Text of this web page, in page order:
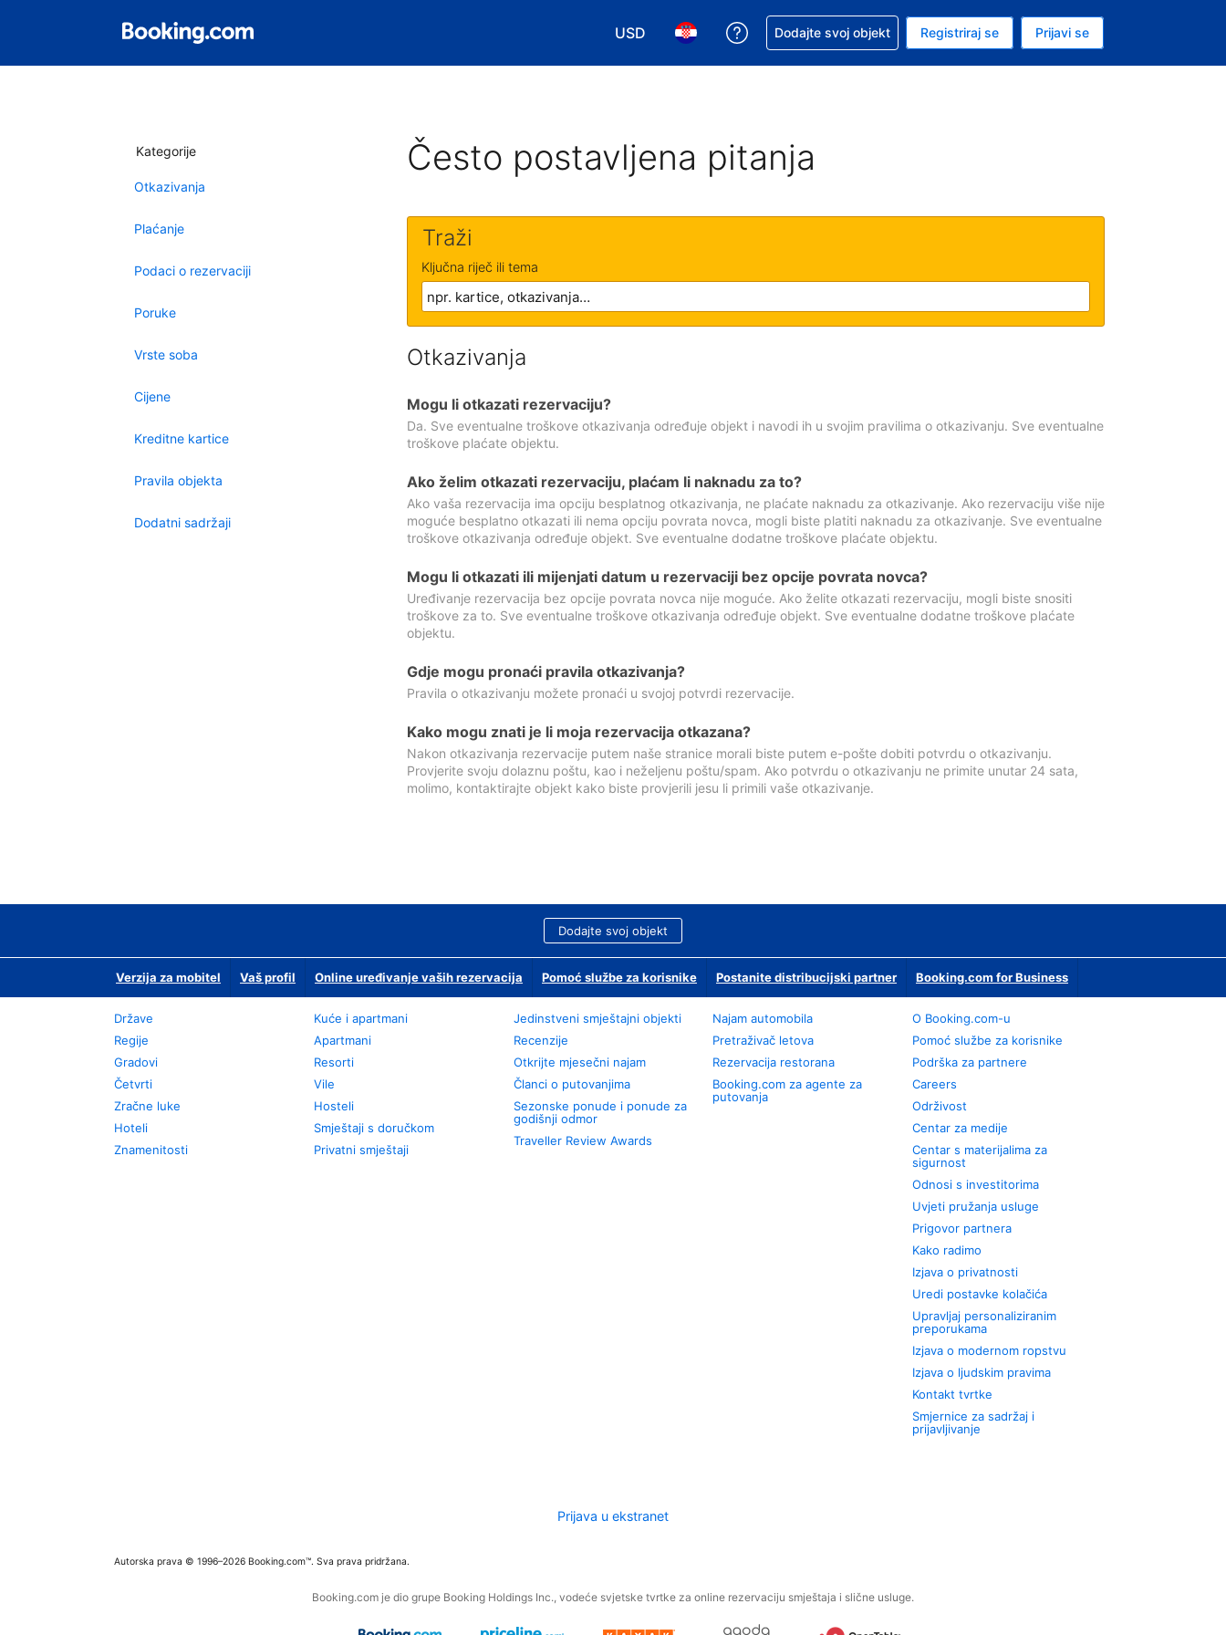
USD
Odaberite valutu. Vaša je trenutačna valuta Američki dolar
Odaberite svoj jezik. Vaš je trenutačni jezik Hrvatskom
Zatražite pomoć sa svojom rezervacijom
Dodajte svoj objekt Registriraj se Prijavi se
Kategorije
Otkazivanja
Plaćanje
Podaci o rezervaciji
Poruke
Vrste soba
Cijene
Kreditne kartice
Pravila objekta
Dodatni sadržaji
Često postavljena pitanja
Traži
Ključna riječ ili tema
Otkazivanja
Mogu li otkazati rezervaciju?
Da. Sve eventualne troškove otkazivanja određuje objekt i navodi ih u svojim pravilima o otkazivanju. Sve eventualne
troškove plaćate objektu.
Ako želim otkazati rezervaciju, plaćam li naknadu za to?
Ako vaša rezervacija ima opciju besplatnog otkazivanja, ne plaćate naknadu za otkazivanje. Ako rezervaciju više nije
moguće besplatno otkazati ili nema opciju povrata novca, mogli biste platiti naknadu za otkazivanje. Sve eventualne
troškove otkazivanja određuje objekt. Sve eventualne dodatne troškove plaćate objektu.
Mogu li otkazati ili mijenjati datum u rezervaciji bez opcije povrata novca?
Uređivanje rezervacija bez opcije povrata novca nije moguće. Ako želite otkazati rezervaciju, mogli biste snositi
troškove za to. Sve eventualne troškove otkazivanja određuje objekt. Sve eventualne dodatne troškove plaćate
objektu.
Gdje mogu pronaći pravila otkazivanja?
Pravila o otkazivanju možete pronaći u svojoj potvrdi rezervacije.
Kako mogu znati je li moja rezervacija otkazana?
Nakon otkazivanja rezervacije putem naše stranice morali biste putem e-pošte dobiti potvrdu o otkazivanju.
Provjerite svoju dolaznu poštu, kao i neželjenu poštu/spam. Ako potvrdu o otkazivanju ne primite unutar 24 sata,
molimo, kontaktirajte objekt kako biste provjerili jesu li primili vaše otkazivanje.
Dodajte svoj objekt
Verzija za mobitel Vaš profil Online uređivanje vaših rezervacija Pomoć službe za korisnike Postanite distribucijski partner Booking.com for Business
Države
Regije
Gradovi
Četvrti
Zračne luke
Hoteli
Znamenitosti
Kuće i apartmani
Apartmani
Resorti
Vile
Hosteli
Smještaji s doručkom
Privatni smještaji
Jedinstveni smještajni objekti
Recenzije
Otkrijte mjesečni najam
Članci o putovanjima
Sezonske ponude i ponude za
godišnji odmor
Traveller Review Awards
Najam automobila
Pretraživač letova
Rezervacija restorana
Booking.com za agente za
putovanja
O Booking.com-u
Pomoć službe za korisnike
Podrška za partnere
Careers
Održivost
Centar za medije
Centar s materijalima za
sigurnost
Odnosi s investitorima
Uvjeti pružanja usluge
Prigovor partnera
Kako radimo
Izjava o privatnosti
Uredi postavke kolačića
Upravljaj personaliziranim
preporukama
Izjava o modernom ropstvu
Izjava o ljudskim pravima
Kontakt tvrtke
Smjernice za sadržaj i
prijavljivanje
Prijava u ekstranet
Autorska prava © 1996–2026 Booking.com™. Sva prava pridržana.
Booking.com je dio grupe Booking Holdings Inc., vodeće svjetske tvrtke za online rezervaciju smještaja i slične usluge.